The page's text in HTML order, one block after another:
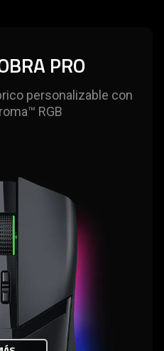
PRO
personalizable con
RGB